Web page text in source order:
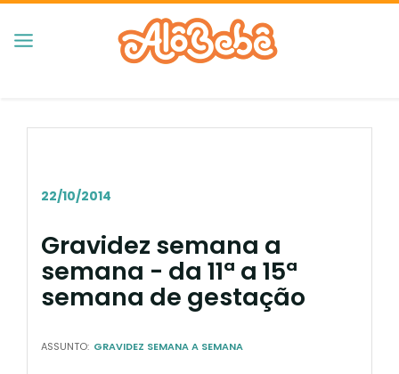
22/10/2014
Gravidez semana a
semana - da 11ª a 15ª
semana de gestação
ASSUNTO: GRAVIDEZ SEMANA A SEMANA